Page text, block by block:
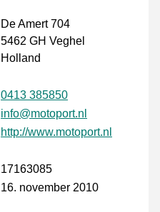
De Amert 704
5462 GH Veghel
Holland
0413 385850
info@motoport.nl
http://www.motoport.nl
17163085
16. november 2010